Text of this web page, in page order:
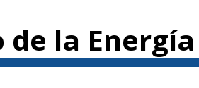
de la Energía